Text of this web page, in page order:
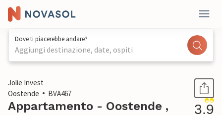
Dove ti piacerebbe andare?
Aggiungi destinazione, date, ospiti
1 / 21
Jolie Invest
Oostende
BVA467
Appartamento - Oostende ,
3.9